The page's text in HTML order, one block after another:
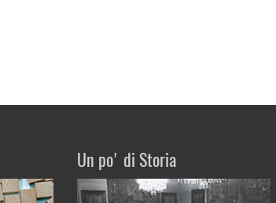
Un po' di Storia